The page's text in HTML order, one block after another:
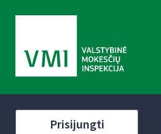
Prisijungti